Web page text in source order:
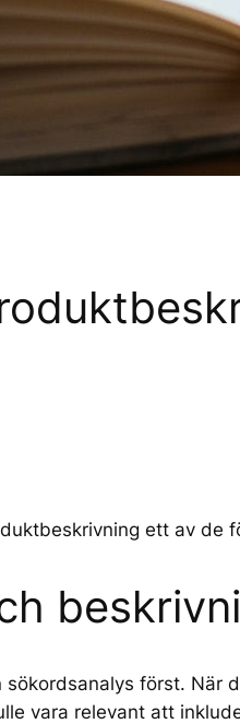
ett av de
först. När
vara relevant att